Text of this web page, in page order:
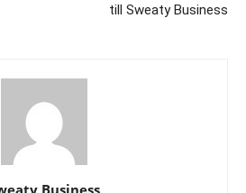
till Sweaty Business
Business